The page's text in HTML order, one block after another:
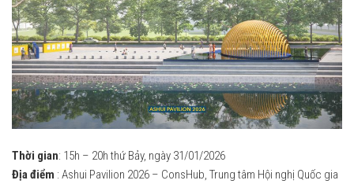
2015
2014
2013
2012
Truyền thông
2025
2022
2023
2024
2025
Thời gian: 15h – 20h thứ Bảy, ngày 31/01/2026
Địa điểm : Ashui Pavilion 2026 – ConsHub, Trung tâm Hội nghị Quốc gia